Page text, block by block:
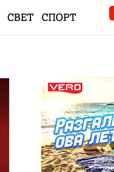
СВЕТ СПОРТ